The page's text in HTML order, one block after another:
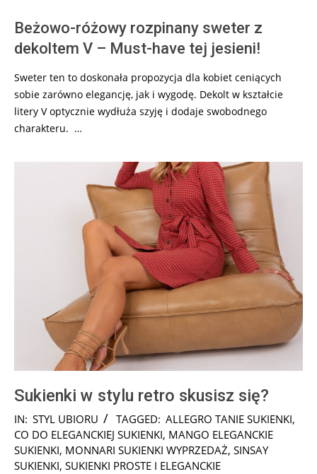
Beżowo-różowy rozpinany sweter z
dekoltem V – Must-have tej jesieni!
Sweter ten to doskonała propozycja dla kobiet ceniących
sobie zarówno elegancję, jak i wygodę. Dekolt w kształcie
litery V optycznie wydłuża szyję i dodaje swobodnego
charakteru. …
Sukienki w stylu retro skusisz się?
2025-
09-
09
IN: STYL UBIORU TAGGED: ALLEGRO TANIE SUKIENKI,
CO DO ELEGANCKIEJ SUKIENKI, MANGO ELEGANCKIE
SUKIENKI, MONNARI SUKIENKI WYPRZEDAŻ, SINSAY
SUKIENKI, SUKIENKI PROSTE I ELEGANCKIE